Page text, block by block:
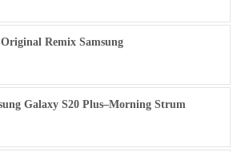
Remix Samsung
Galaxy S20 Plus–Morning Strum